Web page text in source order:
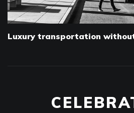
Luxury transportation